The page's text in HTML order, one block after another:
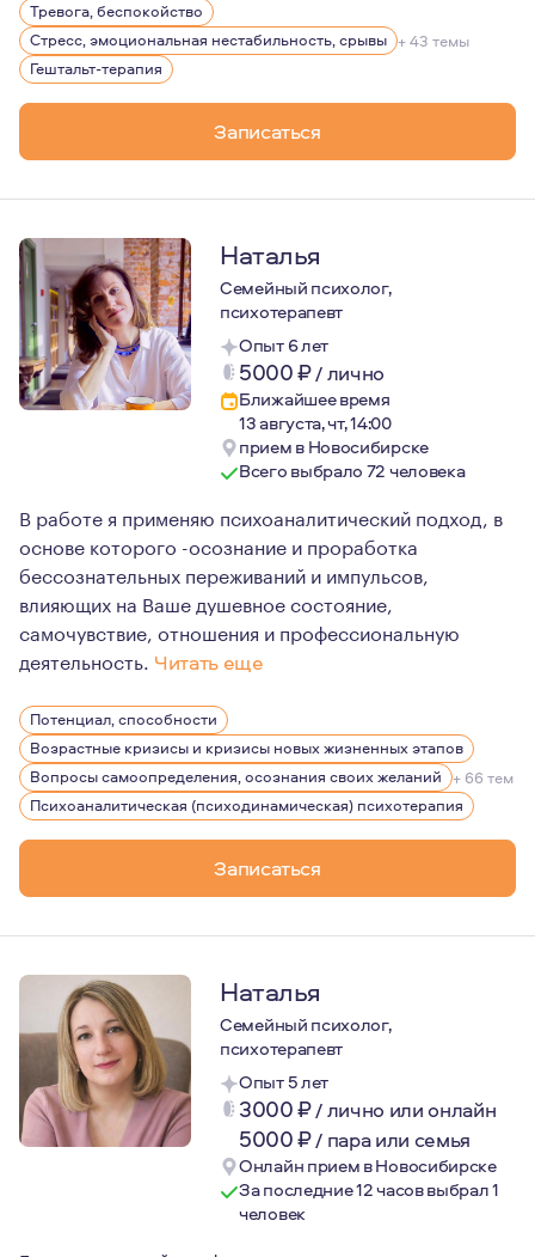
Тревога, беспокойство
Стресс, эмоциональная нестабильность, срывы + 43 темы
Гештальт-терапия
Записаться
Наталья
Семейный психолог,
психотерапевт
Опыт 6 лет
5000₽/лично
Ближайшее время
13 августа, чт, 14:00
прием в Новосибирске
Всего выбрало 72 человека
В работе я применяю психоаналитический подход, в
основе которого -осознание и проработка
бессознательных переживаний и импульсов,
влияющих на Ваше душевное состояние,
самочувствие, отношения и профессиональную
деятельность. Читать еще
Искренне убеждена, что каждый человек имеет
Потенциал, способности
Возрастные кризисы и кризисы новых жизненных этапов
Вопросы самоопределения, осознания своих желаний + 66 тем
Психоаналитическая (психодинамическая) психотерапия
Записаться
Наталья
Семейный психолог,
психотерапевт
Опыт 5 лет
3000₽/лично или онлайн
5000₽/ пара или семья
Онлайн прием в Новосибирске
За последние 12 часов выбрал 1
человек